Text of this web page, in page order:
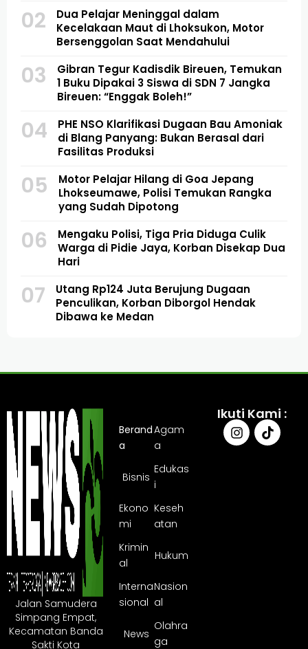
02
Dua Pelajar Meninggal dalam
Kecelakaan Maut di Lhoksukon, Motor
Bersenggolan Saat Mendahului
03
Gibran Tegur Kadisdik Bireuen, Temukan
1 Buku Dipakai 3 Siswa di SDN 7 Jangka
Bireuen: “Enggak Boleh!”
04
PHE NSO Klarifikasi Dugaan Bau Amoniak
di Blang Panyang: Bukan Berasal dari
Fasilitas Produksi
05
Motor Pelajar Hilang di Goa Jepang
Lhokseumawe, Polisi Temukan Rangka
yang Sudah Dipotong
06
Mengaku Polisi, Tiga Pria Diduga Culik
Warga di Pidie Jaya, Korban Disekap Dua
Hari
07
Utang Rp124 Juta Berujung Dugaan
Penculikan, Korban Diborgol Hendak
Dibawa ke Medan
Jalan Samudera
Simpang Empat,
Kecamatan Banda
Sakti Kota
Berand
a
Agam
a
Bisnis
Edukas
i
Ekono
mi
Keseh
atan
Krimin
al
Hukum
Interna
sional
Nasion
al
News
Olahra
ga
Ikuti Kami :